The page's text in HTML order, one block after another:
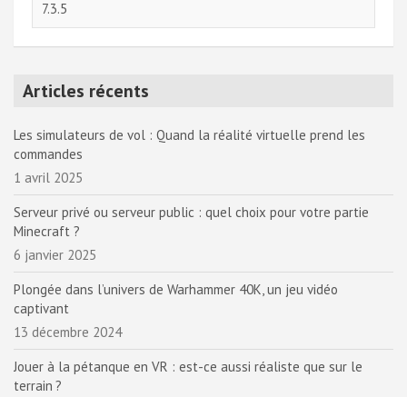
Articles récents
Les simulateurs de vol : Quand la réalité virtuelle prend les
commandes
1 avril 2025
Serveur privé ou serveur public : quel choix pour votre partie
Minecraft ?
6 janvier 2025
Plongée dans l’univers de Warhammer 40K, un jeu vidéo
captivant
13 décembre 2024
Jouer à la pétanque en VR : est-ce aussi réaliste que sur le
terrain ?